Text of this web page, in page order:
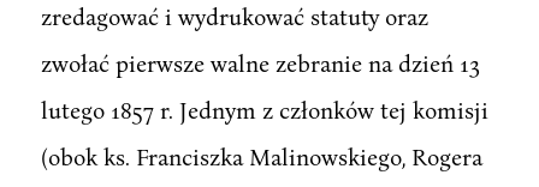
zredagować i wydrukować statuty oraz
zwołać pierwsze walne zebranie na dzień 13
lutego 1857 r. Jednym z członków tej komisji
(obok ks. Franciszka Malinowskiego, Rogera